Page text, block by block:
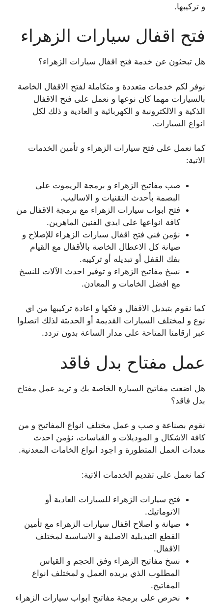
و تركيبها.
فتح اقفال سيارات الزهراء
هل تبحثون عن خدمة فتح اقفال سيارات الزهراء؟
نوفر لكم خدمات متعددة و متكاملة لفتح الاقفال الخاصة
بالسيارات مهما كان نوعها و نعمل على فتح الاقفال
الذكية و الالكترونية و الكهربائية و العادية و ذلك لكل
انواع السيارات.
كما نعمل على فتح سيارات الزهراء و تأمين الخدمات
الاتية:
صب مفاتيح الزهراء و برمجة الريموت على
البصمة بأحدث التقنيات و الاساليب.
فتح ابواب سيارات الزهراء مع برمجة الاقفال من
كافة انواعها على ايدي الفنين الماهرين.
نؤمن فني فتح اقفال سيارات الزهراء للإصلاح و
صيانة كل الاعطال الخاصة بالأقفال مع القيام
بفك القفل أو تبديله أو تركيبه.
نسخ مفاتيح الزهراء و توفير احدث الآلات للنسخ
مع افضل الخامات و المعادن.
كما نقوم بتبديل الاقفال و فكها و اعادة تركيبها من اي
نوع و لمختلف السيارات القديمة أو الحديثة لذلك اتصلوا
عبر ارقامنا المتاحة على مدار الساعة بدون تردد.
عمل مفتاح بدل فاقد
هل اضعت مفاتيح السيارة الخاصة بك و تريد عمل مفتاح
بدل فاقد؟
نقوم بصناعة و صب و عمل مختلف انواع المفاتيح و من
كافة الاشكال و الموديلات و القياسات، نؤمن احدث
معدات العمل المتطورة و اجود انواع الخامات المعدنية.
كما نعمل على تقديم الخدمات الاتية:
فتح سيارات الزهراء للسيارات العادية أو
الاتوماتيك.
صيانة و اصلاح اقفال سيارات الزهراء مع تأمين
القطع التبديلية الاصلية و الاساسية لمختلف
الاقفال.
نسخ مفاتيح الزهراء وفق الحجم و القياس
المطلوب الذي يريده العمل و لمختلف انواع
المفاتيح.
نحرص على برمجة مفاتيح ابواب سيارات الزهراء